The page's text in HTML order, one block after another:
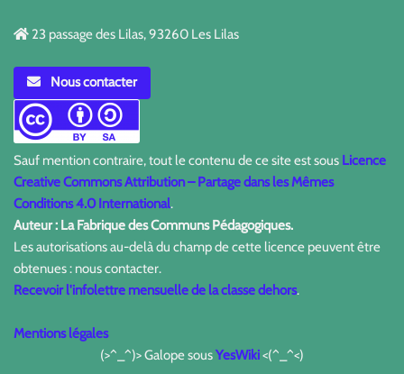
23 passage des Lilas, 93260 Les Lilas
Nous contacter
Sauf mention contraire, tout le contenu de ce site est sous Licence
Creative Commons Attribution – Partage dans les Mêmes
Conditions 4.0 International.
Auteur : La Fabrique des Communs Pédagogiques.
Les autorisations au-delà du champ de cette licence peuvent être
obtenues : nous contacter.
Recevoir l'infolettre mensuelle de la classe dehors.
Mentions légales
(>^_^)> Galope sousYesWiki<(^_^<)